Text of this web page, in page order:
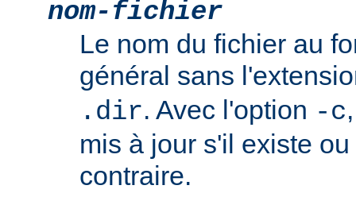
nom-fichier
Le nom du fichier au
général sans
.dir. Avec l'option -c
mis à jour s'il existe
contraire.